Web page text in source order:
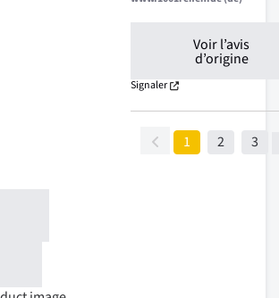
Voir l’avis
d’origine
Signaler
1 2 3